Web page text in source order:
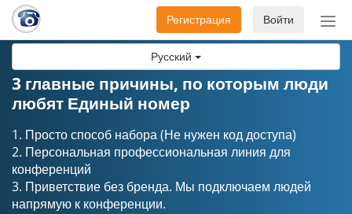
Русский
Войти
Регистрация
3 главные причины, по которым люди
любят Единый номер
1. Просто способ набора (Не нужен код доступа)
2. Персональная профессиональная линия для
конференций
3. Приветствие без бренда. Мы подключаем людей
напрямую к конференции.